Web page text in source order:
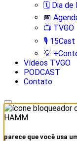
🗓️ Dia de
📅
📺 TVGO
🎙️ 15Cast
💡
Vídeos TVGO
PODCAST
Contato
HAMM
parece que você usa